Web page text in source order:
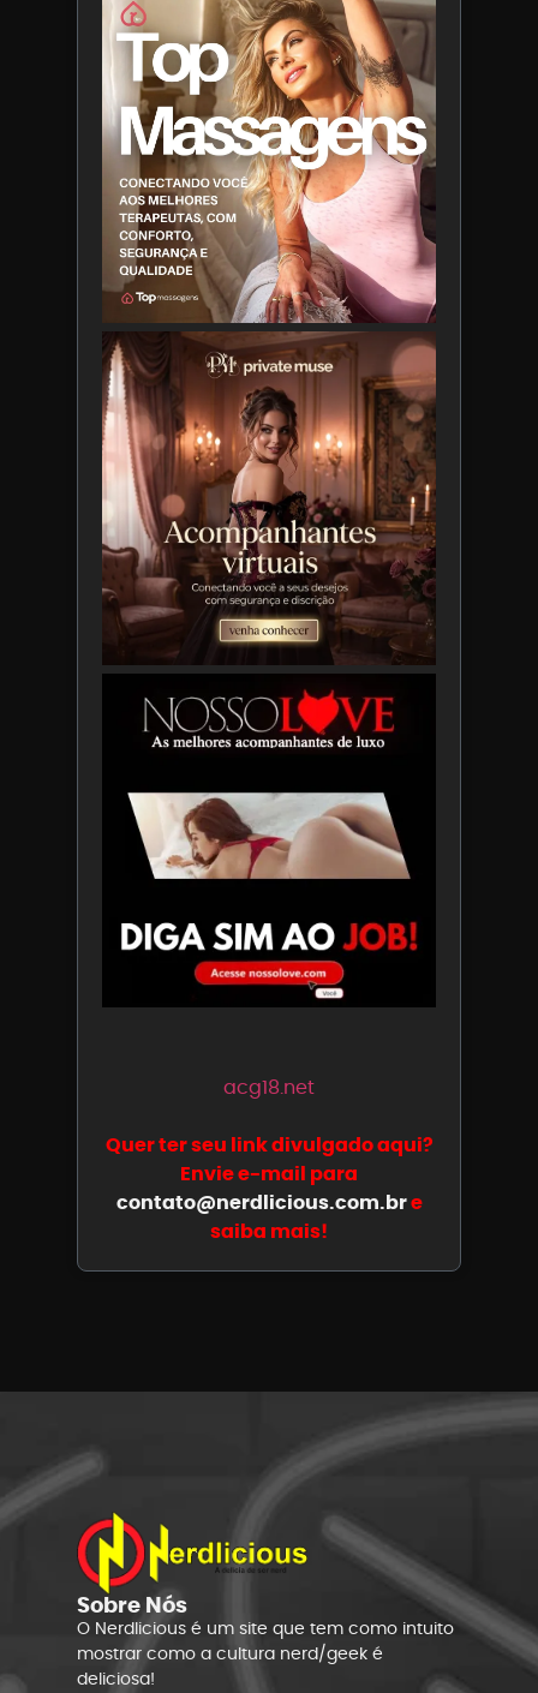
acg18.net
Quer ter seu link divulgado aqui?
Envie e-mail para
contato@nerdlicious.com.bre
saiba mais!
Sobre Nós
O Nerdlicious é um site que tem como intuito
mostrar como a cultura nerd/geek é
deliciosa!